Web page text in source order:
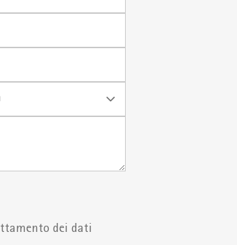
dei dati